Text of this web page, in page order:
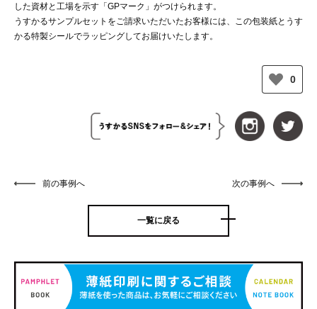
した資材と工場を示す「GPマーク」がつけられます。
うすかるサンプルセットをご請求いただいたお客様には、この包装紙とうす
かる特製シールでラッピングしてお届けいたします。
0
前の事例へ
一覧に戻る
次の事例へ